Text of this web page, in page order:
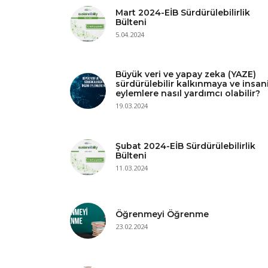
Mart 2024-EİB Sürdürülebilirlik
Bülteni
5.04.2024
Büyük veri ve yapay zeka (YAZE)
sürdürülebilir kalkınmaya ve
eylemlere nasıl yardımcı olabilir?
19.03.2024
Şubat 2024-EİB Sürdürülebilirlik
Bülteni
11.03.2024
Öğrenmeyi Öğrenme
23.02.2024